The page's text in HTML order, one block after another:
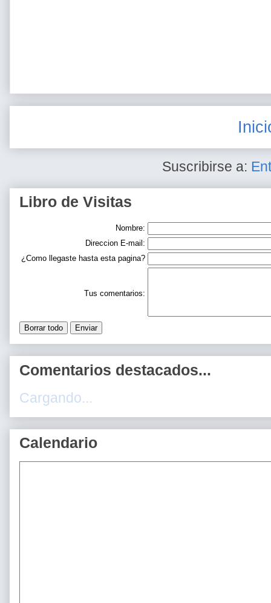
Suscribirse a:
Libro de Visitas
Nombre:
Direccion E-mail:
¿Como llegaste hasta esta pagina?
Tus comentarios:
Comentarios destacados...
Cargando...
Calendario